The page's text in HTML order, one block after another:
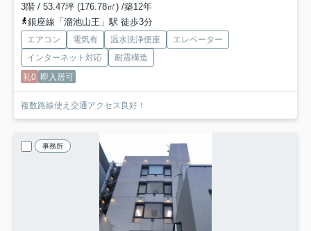
3階 / 53.47坪 (176.78㎡) /築12年
銀座線「溜池山王」駅 徒歩3分
エアコン 電気有 温水洗浄便座
エレベーター
インターネット対応
耐震構造
礼0 即入居可
複数路線使え交通アクセス良好！
事務所